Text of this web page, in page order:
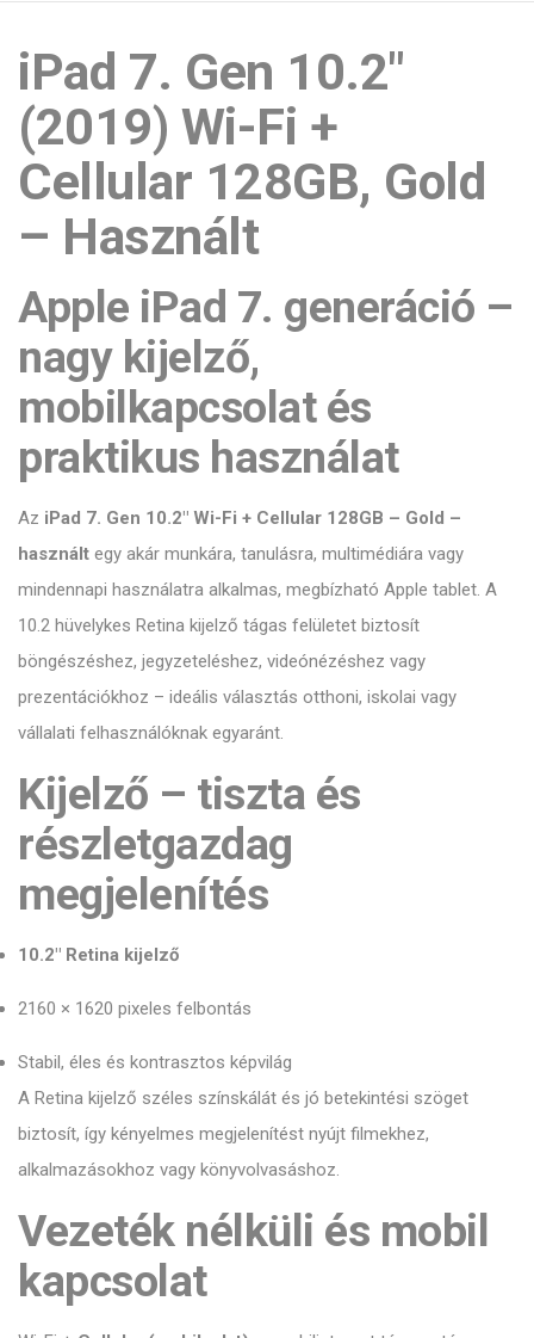
iPad 7. Gen 10.2"
(2019) Wi-Fi +
Cellular 128GB, Gold
– Használt
Apple iPad 7. generáció –
nagy kijelző,
mobilkapcsolat és
praktikus használat
Az iPad 7. Gen 10.2″ Wi-Fi + Cellular 128GB – Gold –
használt egy akár munkára, tanulásra, multimédiára vagy
mindennapi használatra alkalmas, megbízható Apple tablet. A
10.2 hüvelykes Retina kijelző tágas felületet biztosít
böngészéshez, jegyzeteléshez, videónézéshez vagy
prezentációkhoz – ideális választás otthoni, iskolai vagy
vállalati felhasználóknak egyaránt.
Kijelző – tiszta és
részletgazdag
megjelenítés
10.2″ Retina kijelző
2160 × 1620 pixeles felbontás
Stabil, éles és kontrasztos képvilág
A Retina kijelző széles színskálát és jó betekintési szöget
biztosít, így kényelmes megjelenítést nyújt filmekhez,
alkalmazásokhoz vagy könyvolvasáshoz.
Vezeték nélküli és mobil
kapcsolat